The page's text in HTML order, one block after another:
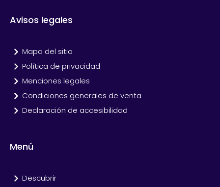
Avisos legales
Mapa del sitio
Política de privacidad
Menciones legales
Condiciones generales de venta
Declaración de accesibilidad
Menú
Descubrir